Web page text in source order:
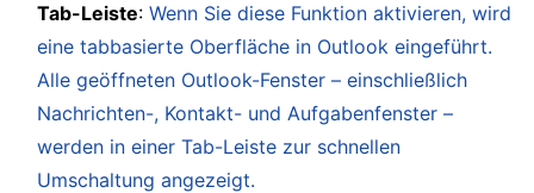
Tab-Leiste: Wenn Sie diese Funktion aktivieren, wird
eine tabbasierte Oberfläche in Outlook eingeführt.
Alle geöffneten Outlook-Fenster – einschließlich
Nachrichten-, Kontakt- und Aufgabenfenster –
werden in einer Tab-Leiste zur schnellen
Umschaltung angezeigt.